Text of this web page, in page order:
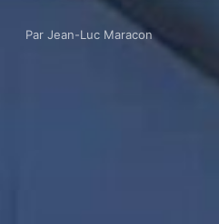
Par Jean-Luc Maracon